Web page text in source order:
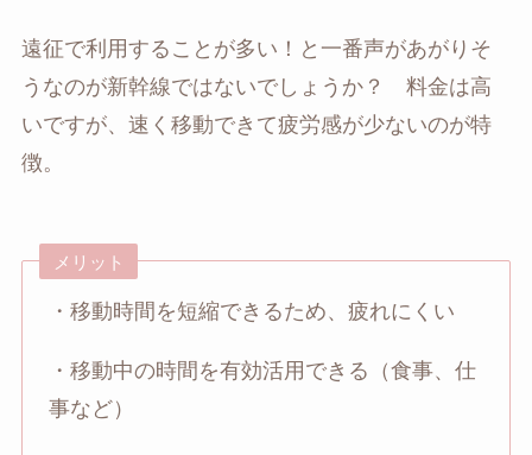
遠征で利用することが多い！と一番声があがりそ
うなのが新幹線ではないでしょうか？ 料金は高
いですが、速く移動できて疲労感が少ないのが特
徴。
メリット
・移動時間を短縮できるため、疲れにくい
・移動中の時間を有効活用できる（食事、仕
事など）